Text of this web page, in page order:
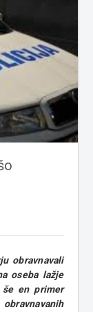
obravnavali
oseba lažje
še en primer